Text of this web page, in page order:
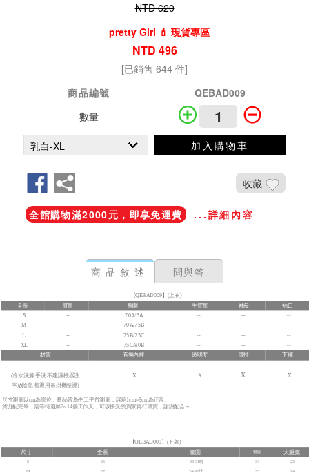
NTD 620
pretty Girl 💄 現貨專區
NTD 496
[已銷售 644 件]
商品編號
QEBAD009
數量
加入購物車
收藏
全館購物滿2000元，即享免運費 ...詳細內容
商品敘述 問與答